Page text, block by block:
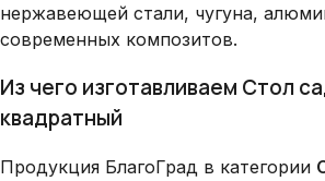
нержавеющей стали, чугуна,
современных композитов.
Из чего изготавливаем Стол
квадратный
Продукция БлагоГрад в категории